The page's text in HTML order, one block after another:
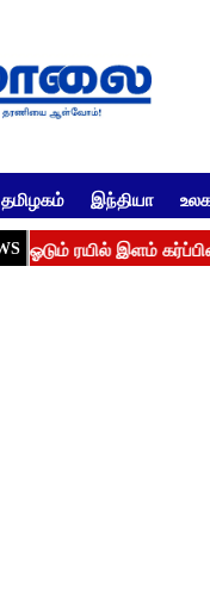
தமிழகம் இந்தியா